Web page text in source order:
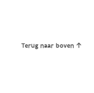
Terug naar boven